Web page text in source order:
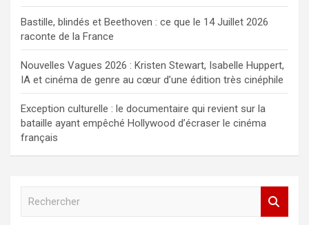
Bastille, blindés et Beethoven : ce que le 14 Juillet 2026
raconte de la France
Nouvelles Vagues 2026 : Kristen Stewart, Isabelle Huppert,
IA et cinéma de genre au cœur d’une édition très cinéphile
Exception culturelle : le documentaire qui revient sur la
bataille ayant empêché Hollywood d’écraser le cinéma
français